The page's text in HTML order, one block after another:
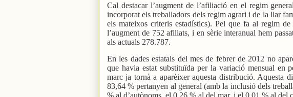
Cal destacar l’augment de l’afiliació en el regim
incorporat els treballadors dels regim agrari i de la llar
els mateixos criteris estadístics). Pel que fa al regim
l’augment de 752 afiliats, i en sèrie interanual hem
als actuals 278.787.
En les dades estatals del mes de febrer de 2012 no
que havia estat substituïda per la variació mensual en
marc ja tornà a aparèixer aquesta distribució. Aquesta
83,64 % pertanyen al general (amb la inclusió dels
% al d’autònoms, el 0,26 % al del mar, i el 0.01 % al del